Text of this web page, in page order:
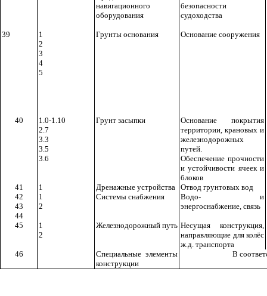
навигационного
оборудования
безопасности
судоходства
39
1
2
3
4
5
Грунты основания Основание сооружения
40
1.0-1.10
2.7
3.3
3.5
3.6
Грунт засыпки
Основание покрытия
территории, крановых и
железнодорожных
путей.
Обеспечение прочности
и устойчивости ячеек и
блоков
41 1 Дренажные устройства Отвод грунтовых вод
42
43
44
1
2
Системы снабжения
Водо- и
энергоснабжение, связь
45
1
2
Железнодорожный путь Несущая конструкция,
направляющие для колёс
ж.д. транспорта
46
Специальные элементы
конструкции
В